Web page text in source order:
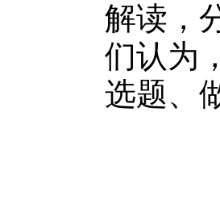
解读，
们认为
选题、